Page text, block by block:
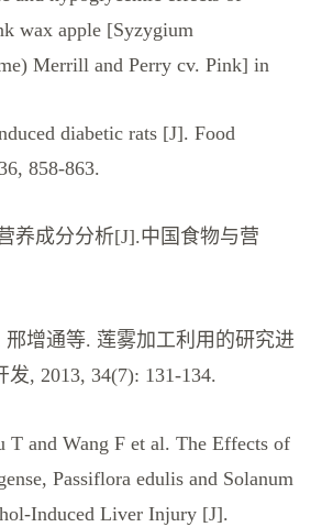
wax apple [Syzygium
Merrill and Perry cv. Pink] in
diabetic rats [J]. Food
858-863.
养成分分析[J].中国食物与营
增通等. 莲雾加工利用的研究进
, 2013, 34(7): 131-134.
T and Wang F et al. The Effects of
Passiflora edulis and Solanum
Induced Liver Injury [J].